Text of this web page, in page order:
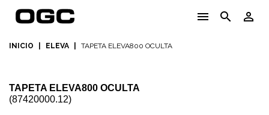
menu search person_outline
INICIO ELEVA TAPETA ELEVA800 OCULTA
TAPETA ELEVA800 OCULTA
(87420000.12)